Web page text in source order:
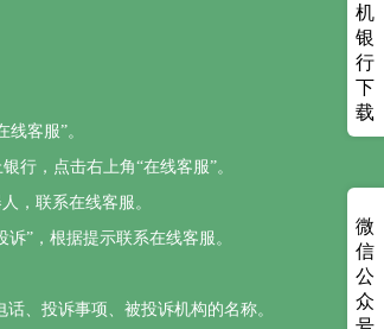
客服”。
行，点击右上角“在线客服”。
，联系在线客服。
”，根据提示联系在线客服。
、投诉事项、被投诉机构的名称。
机
银
行
下
载
微
信
公
众